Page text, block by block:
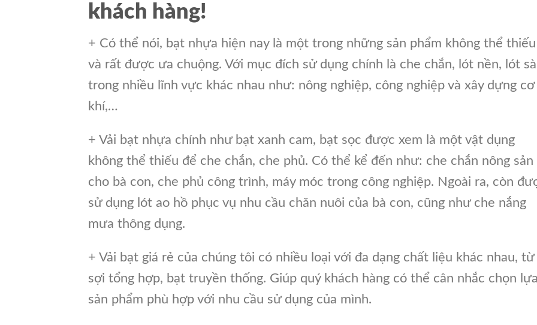
khách hàng!
+ Có thể nói, bạt nhựa hiện nay là một trong những sản phẩm không thể thiếu
và rất được ưa chuộng. Với mục đích sử dụng chính là che chắn, lót nền, lót
trong nhiều lĩnh vực khác nhau như: nông nghiệp, công nghiệp và xây dựng cơ
khí,…
+ Vải bạt nhựa chính như bạt xanh cam, bạt sọc được xem là một vật dụng
không thể thiếu để che chắn, che phủ. Có thể kể đến như: che chắn nông sản
cho bà con, che phủ công trình, máy móc trong công nghiệp. Ngoài ra, còn
sử dụng lót ao hồ phục vụ nhu cầu chăn nuôi của bà con, cũng như che nắng
mưa thông dụng.
+ Vải bạt giá rẻ của chúng tôi có nhiều loại với đa dạng chất liệu khác nhau, từ
sợi tổng hợp, bạt truyền thống. Giúp quý khách hàng có thể cân nhắc chọn
sản phẩm phù hợp với nhu cầu sử dụng của mình.